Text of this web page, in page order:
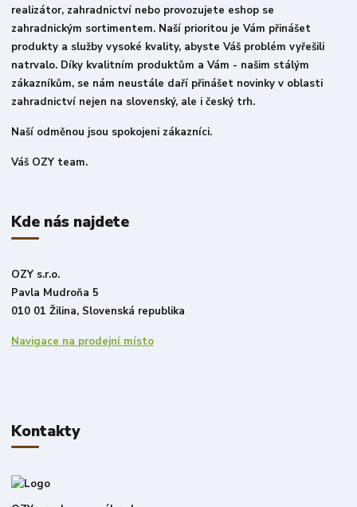
realizátor, zahradnictví nebo provozujete eshop se
zahradnickým sortimentem. Naší prioritou je Vám přinášet
produkty a služby vysoké kvality, abyste Váš problém vyřešili
natrvalo. Díky kvalitním produktům a Vám - našim stálým
zákazníkům, se nám neustále daří přinášet novinky v oblasti
zahradnictví nejen na slovenský, ale i český trh.
Naší odměnou jsou spokojeni zákazníci.
Váš OZY team.
Kde nás najdete
OZY s.r.o.
Pavla Mudroňa 5
010 01 Žilina, Slovenská republika
Navigace na prodejní místo
Kontakty